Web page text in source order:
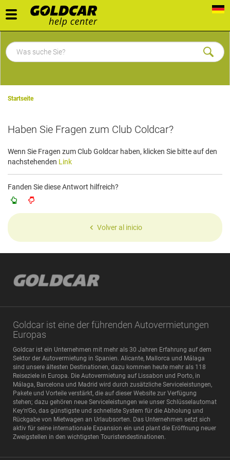
Toggle
navigation
Startseite
Haben Sie Fragen zum Club Coldcar?
Wenn Sie Fragen zum Club Goldcar haben, klicken Sie bitte auf den
nachstehenden Link
Fanden Sie diese Antwort hilfreich?
Volver al inicio
Goldcar ist eine der führenden Autovermietungen
Europas
Goldcar ist ein Unternehmen mit mehr als 30 Jahren Erfahrung auf dem
Sektor der Autovermietung in Spanien. Alicante, Mallorca und Málaga
sind unsere ältesten Destinationen, dazu kommen heute mehr als 118
Reiseziele in Europa. Die Autovermietung auf Lissabon und Porto, in
Málaga, Barcelona und Madrid wird durch zusätzliche Serviceleistungen,
Pakete und Vorteile verstärkt, die auf dieser Website zur Verfügung
stehen; dazu gehören neue Serviceleistungen wie unser Schlüsselautomat
Key‘n‘Go, das günstigste und schnellste System für die Abholung und
Rückgabe von Mietwagen an Urlaubsorten. Das Unternehmen setzt sich
aktiv für seine internationale Expansion ein und plant die Eröffnung neuer
Zweigstellen in den wichtigsten Touristendestinationen.